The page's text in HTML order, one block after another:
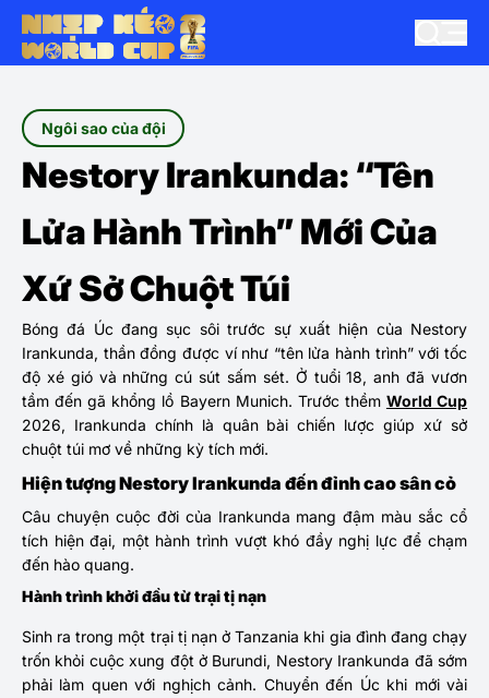
Ngôi sao của đội
Nestory Irankunda: “Tên
Lửa Hành Trình” Mới Của
Xứ Sở Chuột Túi
Bóng đá Úc đang sục sôi trước sự xuất hiện của Nestory
Irankunda, thần đồng được ví như “tên lửa hành trình” với tốc
độ xé gió và những cú sút sấm sét. Ở tuổi 18, anh đã vươn
tầm đến gã khổng lồ Bayern Munich. Trước thềm World Cup
2026, Irankunda chính là quân bài chiến lược giúp xứ sở
chuột túi mơ về những kỳ tích mới.
Hiện tượng Nestory Irankunda đến đỉnh cao sân cỏ
Câu chuyện cuộc đời của Irankunda mang đậm màu sắc cổ
tích hiện đại, một hành trình vượt khó đầy nghị lực để chạm
đến hào quang.
Hành trình khởi đầu từ trại tị nạn
Sinh ra trong một trại tị nạn ở Tanzania khi gia đình đang chạy
trốn khỏi cuộc xung đột ở Burundi, Nestory Irankunda đã sớm
phải làm quen với nghịch cảnh. Chuyển đến Úc khi mới vài